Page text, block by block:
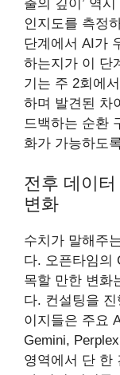
출의 깊이’ 역
인지도를 측정
단계에서 AI가
하는지가 이 단
기는 주 2회에
하며 발견된 차
드백하는 순환
화가 가능하도
전후 데이
변화
수치가 말해주
다. 오픈타임의
목할 만한 변화
다. 컨설팅을
이지들은 주요
Gemini,
영역에서 단 한